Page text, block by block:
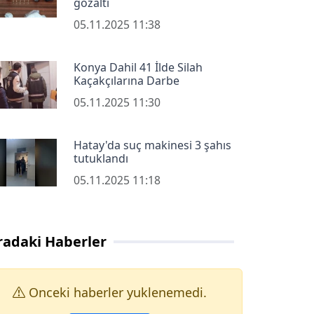
05.11.2025 11:38
Konya Dahil 41 İlde Silah
Kaçakçılarına Darbe
05.11.2025 11:30
Hatay'da suç makinesi 3 şahıs
tutuklandı
05.11.2025 11:18
Haberler
Onceki haberler yuklenemedi.